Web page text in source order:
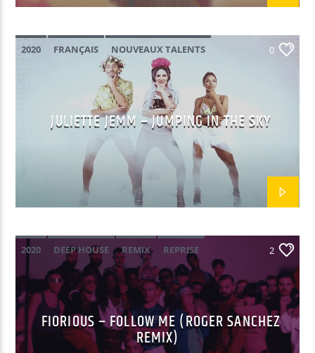
Yellow Radio
Yellow Riviera
Yellow Party
2020 FRANÇAIS
NOUVEAUX TALENTS
0
JULIETTE JEMM – JUMPING IN THE SKY
2020 DEEP HOUSE REMIX
REPRISE
ROGER SANCHEZ
2
FIORIOUS – FOLLOW ME (ROGER SANCHEZ
REMIX)